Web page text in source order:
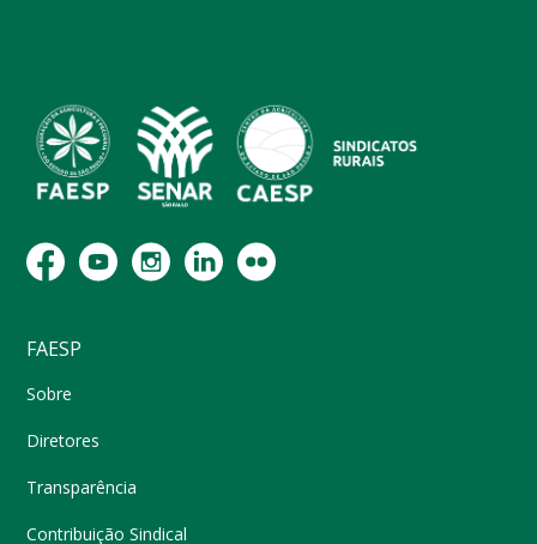
FAESP
Sobre
Diretores
Transparência
Contribuição Sindical